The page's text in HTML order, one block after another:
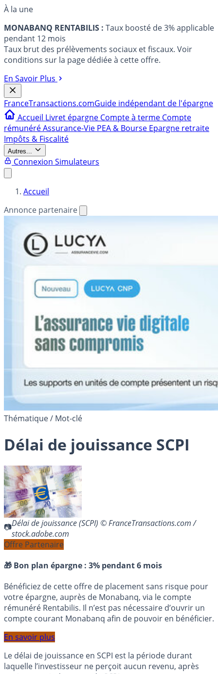
À la une
MONABANQ RENTABILIS : Taux boosté de 3% applicable
pendant 12 mois
Taux brut des prélèvements sociaux et fiscaux. Voir
conditions sur la page dédiée à cette offre.
En Savoir Plus
FranceTransactions.comGuide indépendant de l'épargne
Accueil Livret épargne Compte à terme Compte
rémunéréAssurance-Vie PEA & Bourse Epargne retraite
Impôts & Fiscalité
Autres...
Connexion Simulateurs
Accueil
Annonce partenaire
Thématique / Mot-clé
Délai de jouissance SCPI
Délai de jouissance (SCPI) © FranceTransactions.com /
stock.adobe.com
Offre Partenaire
🎁 Bon plan épargne : 3% pendant 6 mois
Bénéficiez de cette offre de placement sans risque pour
votre épargne, auprès de Monabanq, via le compte
rémunéré Rentabilis. Il n’est pas nécessaire d’ouvrir un
compte courant Monabanq afin de pouvoir en bénéficier.
En savoir plus
Le délai de jouissance en SCPI est la période durant
laquelle l’investisseur ne perçoit aucun revenu, après